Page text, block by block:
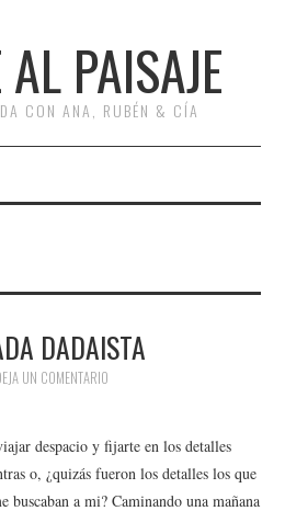
PAISAJE
CON ANA, RUBÉN & CÍA
DADAISTA
UN COMENTARIO
despacio y fijarte en los detalles
o, ¿quizás fueron los detalles los que
buscaban a mi? Caminando una mañana